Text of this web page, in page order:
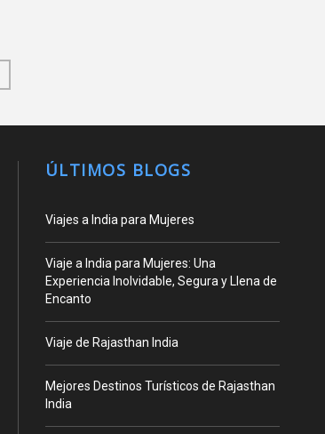
ÚLTIMOS BLOGS
Viajes a India para Mujeres
Viaje a India para Mujeres: Una
Experiencia Inolvidable, Segura y Llena de
Encanto
Viaje de Rajasthan India
Mejores Destinos Turísticos de Rajasthan
India